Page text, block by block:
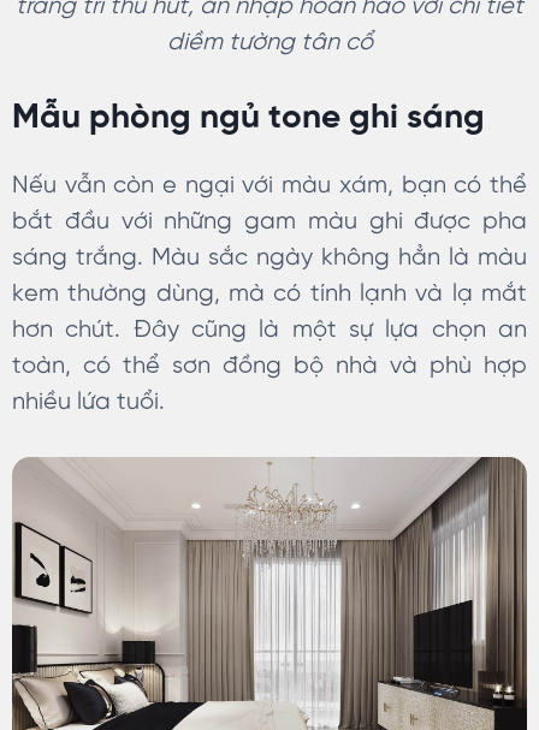
trang trí thu hút, ăn nhập hoàn hảo với chi tiết
diềm tường tân cổ
Mẫu phòng ngủ tone ghi sáng
Nếu vẫn còn e ngại với màu xám, bạn có thể
bắt đầu với những gam màu ghi được pha
sáng trắng. Màu sắc ngày không hẳn là màu
kem thường dùng, mà có tính lạnh và lạ mắt
hơn chút. Đây cũng là một sự lựa chọn an
toàn, có thể sơn đồng bộ nhà và phù hợp
nhiều lứa tuổi.